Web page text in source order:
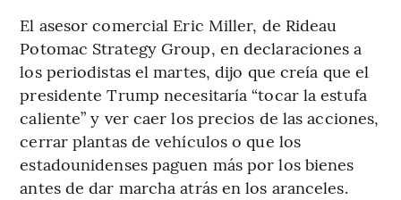
El asesor comercial Eric Miller, de Rideau
Potomac Strategy Group, en declaraciones a
los periodistas el martes, dijo que creía que el
presidente Trump necesitaría “tocar la estufa
caliente” y ver caer los precios de las acciones,
cerrar plantas de vehículos o que los
estadounidenses paguen más por los bienes
antes de dar marcha atrás en los aranceles.